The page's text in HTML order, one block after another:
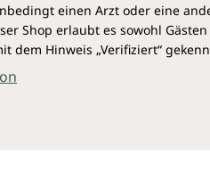
einen Arzt oder eine
Shop erlaubt es sowohl
dem Hinweis „Verifiziert“